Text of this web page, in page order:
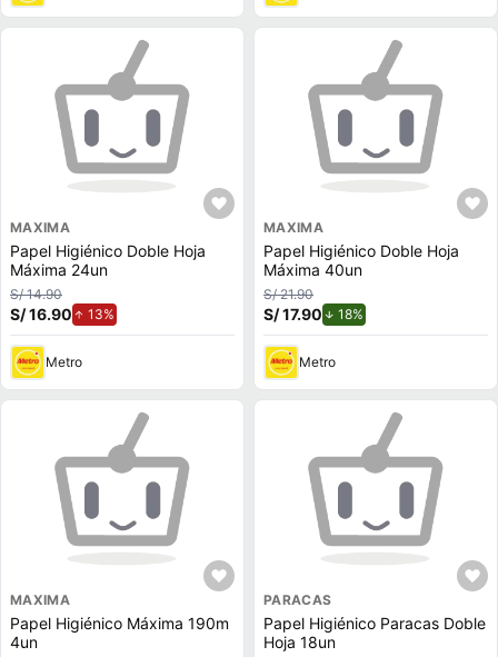
MAXIMA
Papel Higiénico Doble Hoja
Máxima 24un
S/ 14.90
S/ 16.90 13%
Metro
MAXIMA
Papel Higiénico Doble Hoja
Máxima 40un
S/ 21.90
S/ 17.90 18%
Metro
MAXIMA
Papel Higiénico Máxima 190m
4un
PARACAS
Papel Higiénico Paracas Doble
Hoja 18un